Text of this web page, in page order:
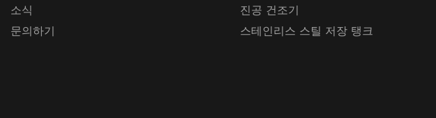
소식
문의하기
진공 건조기
스테인리스 스틸 저장 탱크